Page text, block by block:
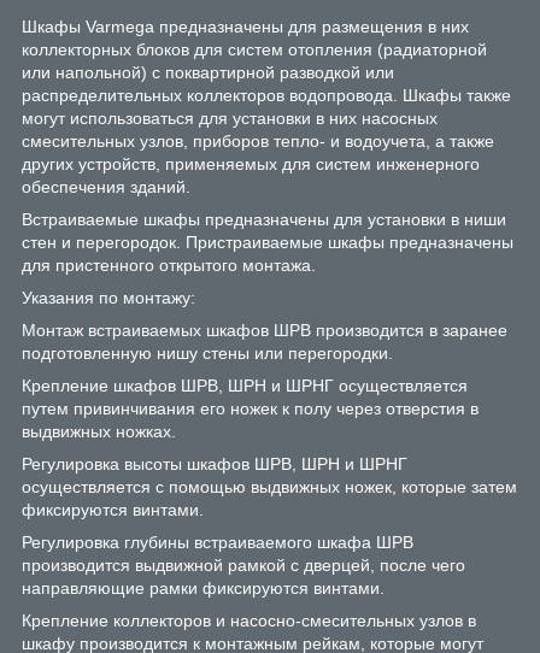
Шкафы Varmega предназначены для размещения в них
коллекторных блоков для систем отопления (радиаторной
или напольной) с поквартирной разводкой или
распределительных коллекторов водопровода. Шкафы также
могут использоваться для установки в них насосных
смесительных узлов, приборов тепло- и водоучета, а также
других устройств, применяемых для систем инженерного
обеспечения зданий.
Встраиваемые шкафы предназначены для установки в ниши
стен и перегородок. Пристраиваемые шкафы предназначены
для пристенного открытого монтажа.
Указания по монтажу:
Монтаж встраиваемых шкафов ШРВ производится в заранее
подготовленную нишу стены или перегородки.
Крепление шкафов ШРВ, ШРН и ШРНГ осуществляется
путем привинчивания его ножек к полу через отверстия в
выдвижных ножках.
Регулировка высоты шкафов ШРВ, ШРН и ШРНГ
осуществляется с помощью выдвижных ножек, которые затем
фиксируются винтами.
Регулировка глубины встраиваемого шкафа ШРВ
производится выдвижной рамкой с дверцей, после чего
направляющие рамки фиксируются винтами.
Крепление коллекторов и насосно-смесительных узлов в
шкафу производится к монтажным рейкам, которые могут